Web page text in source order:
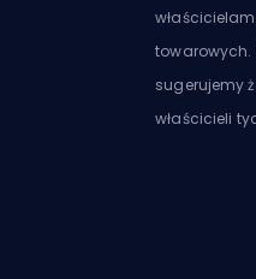
towarowych.
sugerujemy
właścicieli